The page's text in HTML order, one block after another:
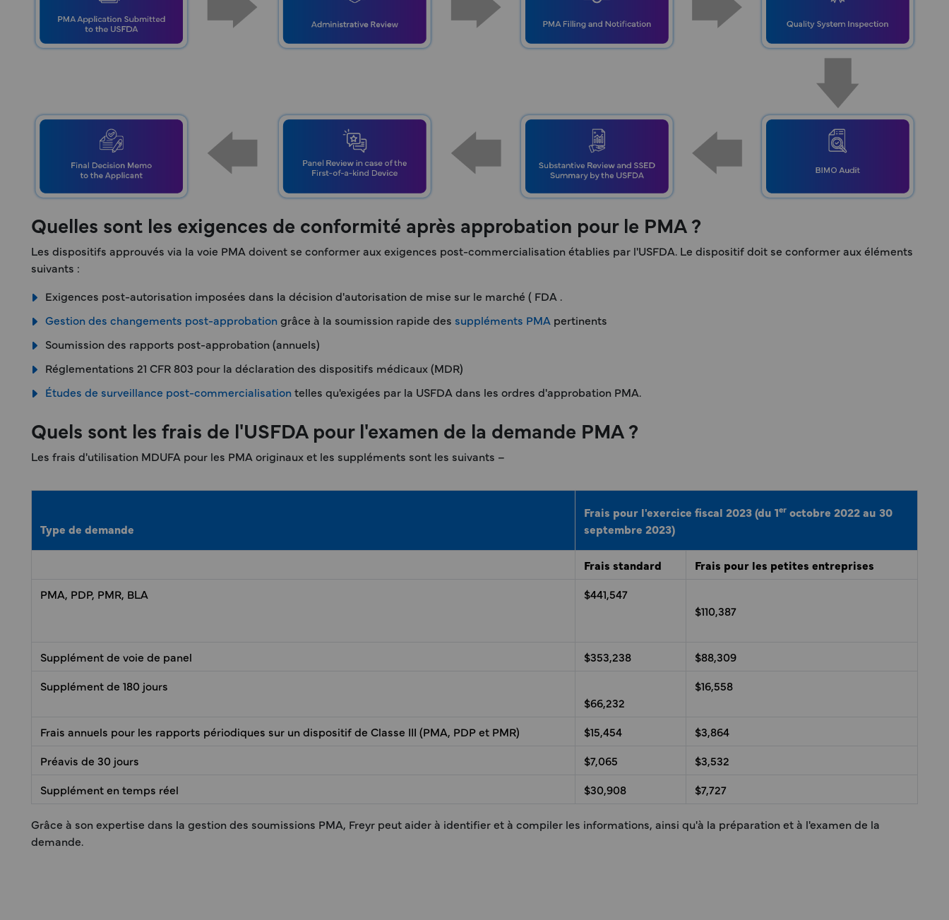
Quelles sont les exigences de conformité après approbation pour le PMA ?
Les dispositifs approuvés via la voie PMA doivent se conformer aux exigences post-commercialisation établies par l'USFDA. Le dispositif doit se conformer aux éléments
suivants :
Exigences post-autorisation imposées dans la décision d'autorisation de mise sur le marché ( FDA .
Gestion des changements post-approbationgrâce à la soumission rapide des suppléments PMA pertinents
Soumission des rapports post-approbation (annuels)
Réglementations 21 CFR 803 pour la déclaration des dispositifs médicaux (MDR)
Études de surveillance post-commercialisationtelles qu'exigées par la USFDA dans les ordres d'approbation PMA.
Quels sont les frais de l'USFDA pour l'examen de la demande PMA ?
Les frais d'utilisation MDUFA pour les PMA originaux et les suppléments sont les suivants –
Type de demande
Frais pour l'exercice fiscal 2023 (du 1er octobre 2022 au 30
septembre 2023)
Frais standard
Frais pour les petites entreprises
PMA, PDP, PMR, BLA
$441,547
$110,387
Supplément de voie de panel $353,238
$88,309
Supplément de 180 jours
$66,232
$16,558
Frais annuels pour les rapports périodiques sur un dispositif de Classe III (PMA, PDP et PMR) $15,454
$3,864
Préavis de 30 jours
$7,065
$3,532
Supplément en temps réel
$30,908 $7,727
Grâce à son expertise dans la gestion des soumissions PMA, Freyr peut aider à identifier et à compiler les informations, ainsi qu'à la préparation et à l'examen de la
demande.